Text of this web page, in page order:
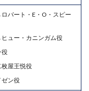
バート・E・O・スピー
ュー・カニンガム役
役
枚屋王悦役
ゼン役